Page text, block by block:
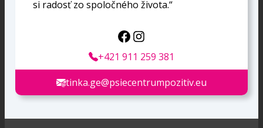
si radosť zo spoločného života.“
+421 911 259 381
tinka.ge@psiecentrumpozitiv.eu